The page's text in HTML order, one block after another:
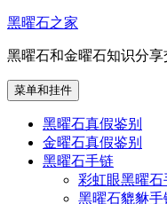
跳
内
容
黑曜石之家
黑曜石和金曜石知识分享
菜单和挂件
黑曜石真假鉴别
金曜石真假鉴别
黑曜石手链
彩虹眼黑曜石
黑曜石貔貅手